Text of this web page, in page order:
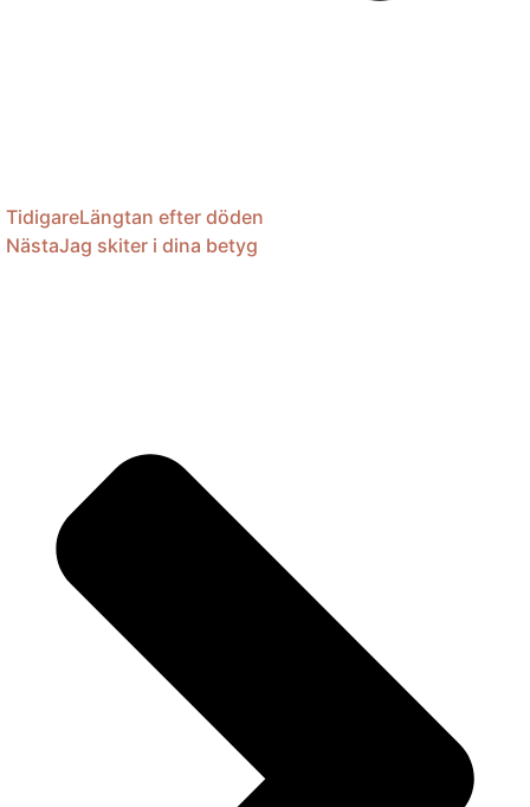
TidigareLängtan efter döden
NästaJag skiter i dina betyg